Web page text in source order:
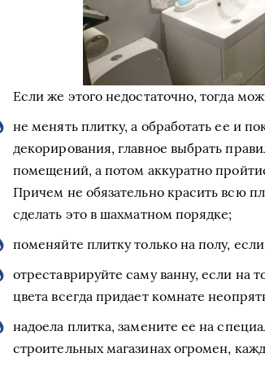
Если же этого недостаточно, тогда
не менять плитку, а обработать ее и
декорирования, главное выбрать
помещений, а потом аккуратно
Причем не обязательно красить всю
сделать это в шахматном порядке;
поменяйте плитку только на полу,
отреставрируйте саму ванну, если на
цвета всегда придает комнате
надоела плитка, замените ее на
строительных магазинах огромен,